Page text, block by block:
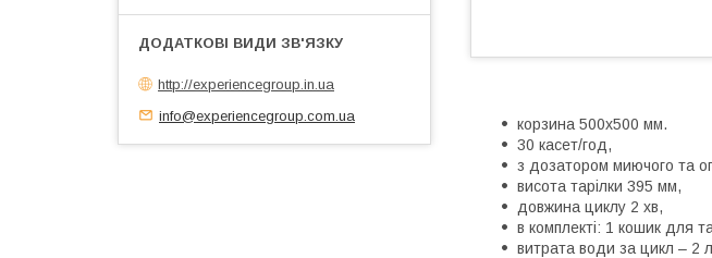
корзина 500х500 мм.
30 касет/год,
з дозатором миючого та
висота тарілки 395 мм,
довжина циклу 2 хв,
в комплекті: 1 кошик для
витрата води за цикл – 2 л
http://experiencegroup.in.ua
info@experiencegroup.com.ua